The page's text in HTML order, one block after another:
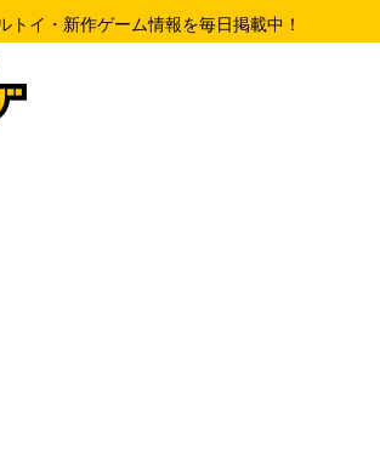
イ・新作ゲーム情報を毎日掲載中！